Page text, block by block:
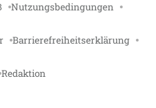
Nutzungsbedingungen
Barrierefreiheitserklärung
Redaktion